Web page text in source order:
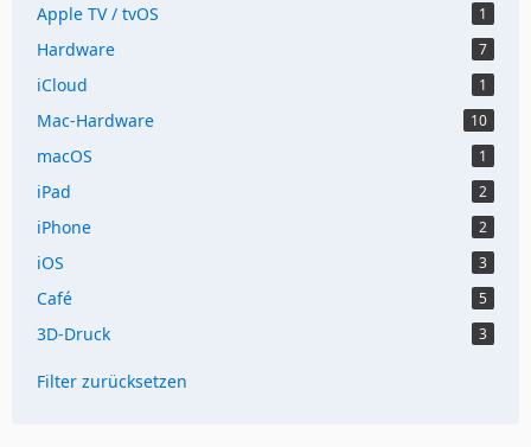
Apple TV / tvOS 1
Hardware 7
iCloud 1
Mac-Hardware 10
macOS 1
iPad 2
iPhone 2
iOS 3
Café 5
3D-Druck 3
Filter zurücksetzen